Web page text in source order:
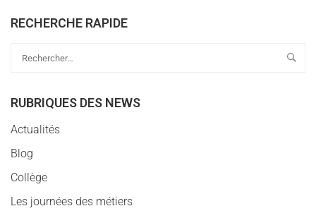
RECHERCHE RAPIDE
RUBRIQUES DES NEWS
Actualités
Blog
Collège
Les journées des métiers